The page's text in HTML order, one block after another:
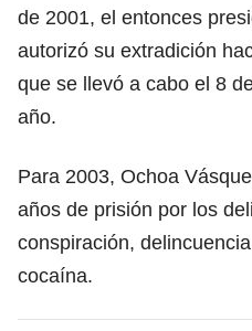
de 2001, el entonces
autorizó su extradición
que se llevó a cabo el 8
año.
Para 2003, Ochoa
años de prisión por los
conspiración,
cocaína.